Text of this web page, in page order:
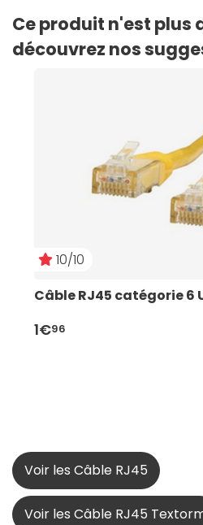
Ce produit n'est plus
découvrez nos
10/10
Câble RJ45 catégorie 6
1€96
Voir les Câble RJ45
Voir les Câble RJ45